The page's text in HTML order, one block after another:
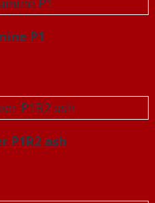
P1
P1R2 ash